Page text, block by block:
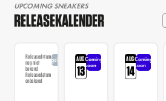
UPCOMING SNEAKERS
RELEASEKALENDER
Releasedatum
nog niet
bekend
Releasedatum
onbekend
Aangekondigd AUG
13
Coming
soon
AUG
14
Coming
soon